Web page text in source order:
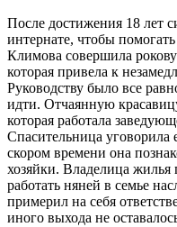
После достижения 18 лет
интернате, чтобы
Климова совершила
которая привела к
Руководству было все
идти. Отчаянную
которая работала
Спасительница уговорила
скором времени она
хозяйки. Владелица
работать няней в семье
примерил на себя
иного выхода не